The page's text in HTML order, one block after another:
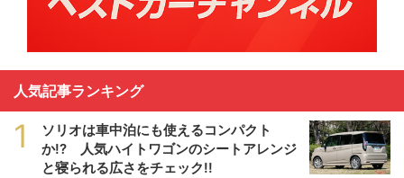
人気記事ランキング
1
ソリオは車中泊にも使えるコンパクト
か!? 人気ハイトワゴンのシートアレンジ
と寝られる広さをチェック!!